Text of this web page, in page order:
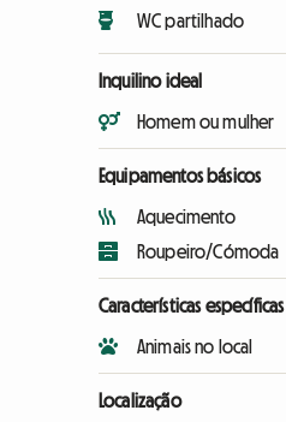
WC partilhado
Inquilino ideal
Homem ou mulher
Equipamentos básicos
Aquecimento
Roupeiro/Cómoda
Características específicas
Animais no local
Localização